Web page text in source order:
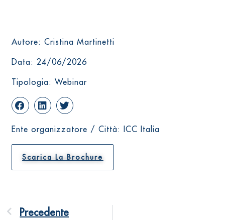
Autore: Cristina Martinetti
Data: 24/06/2026
Tipologia: Webinar
Ente organizzatore / Città: ICC Italia
Scarica La Brochure
Precedente